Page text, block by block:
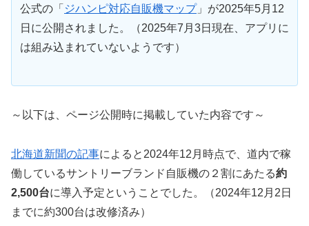
公式の「 ジハンピ対応自販機マップ」が2025年5月12
日に公開されました。（2025年7月3日現在、アプリに
は組み込まれていないようです）
～以下は、ページ公開時に掲載していた内容です～
北海道新聞の記事によると2024年12月時点で、道内で稼
働しているサントリーブランド自販機の２割にあたる約
2,500台に導入予定ということでした。（2024年12月2日
までに約300台は改修済み）